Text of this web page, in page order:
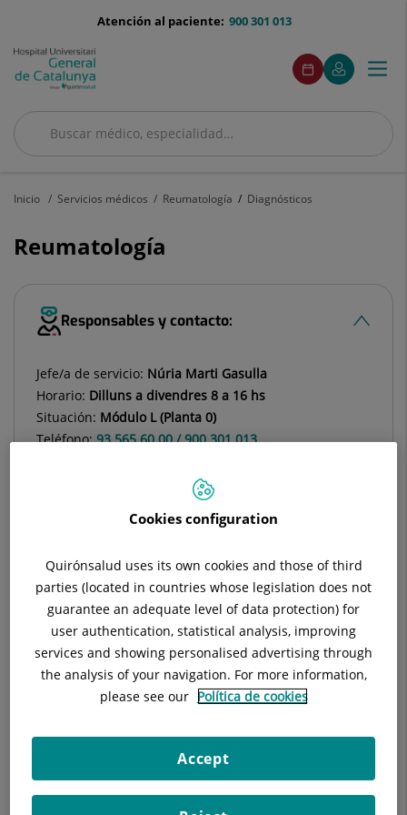
menu-
900 301 013
Atención al paciente:
Buscar
Buscar
menuAcceso
Pedir
cita
Este
enlace
se
en
Mi
Quirónsalud
Este
enlace
se
en
ventana
Menú
Inicio Servicios médicos Reumatología Diagnósticos
Reumatología
Responsables y contacto:
Jefe/a de servicio: Núria Marti Gasulla
Horario: Dilluns a divendres 8 a 16 hs
Situación: Módulo L (Planta 0)
Teléfono:93 565 60 00 / 900 301 013
Descripción Equipo Médico Técnicas y
Artrosis
Artritis aguda y crónicas
Osteoporosis, enfermedades metabólicas óseas y
Patología médica de la columna vertebral
Cookies configuration
Quirónsalud uses its own cookies and those of third
parties (located in countries whose legislation does not
guarantee an adequate level of data protection) for
user authentication, statistical analysis, improving
services and showing personalised advertising through
the analysis of your navigation. For more information,
please see our Política de cookies
Accept